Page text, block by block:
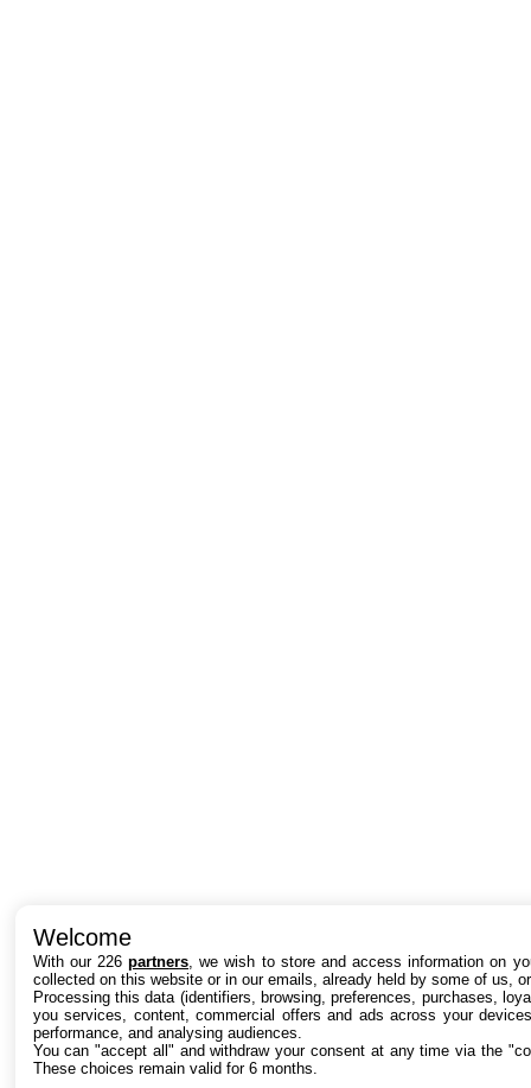
Welcome
With our 226partners , we wish to store and access information on
collected on this website or in our emails, already held by some of us,
Processing this data (identifiers, browsing, preferences, purchases,
you services, content, commercial offers and ads across your
performance, and analysing audiences.
You can "accept all" and withdraw your consent at any time via the
These choices remain valid for 6 months.